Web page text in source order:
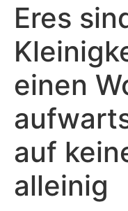
Eres
einen
auf
alleinig